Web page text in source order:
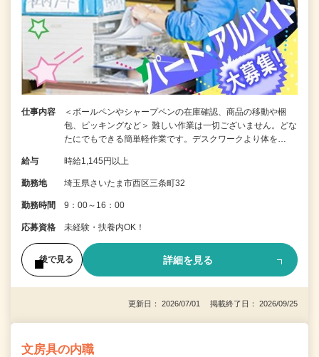
仕事内容
＜ボールペンやシャープペンの在庫確認、商品の移動や梱
包、ピッキングなど＞ 難しい作業は一切ございません。どな
たにでもできる簡単軽作業です。デスクワークより体を…
給与 時給1,145円以上
勤務地 埼玉県さいたま市西区三条町32
勤務時間 9：00～16：00
応募資格 未経験・扶養内OK！
後で見る 詳細を見る
更新日： 2026/07/01 掲載終了日： 2026/09/25
文房具の内職